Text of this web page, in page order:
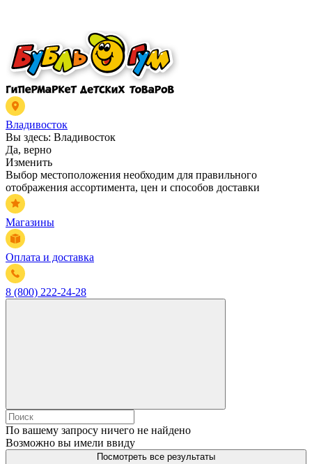
Владивосток
Вы здесь: Владивосток
Да, верно
Изменить
Выбор местоположения необходим для правильного
отображения ассортимента, цен и способов доставки
Магазины
Оплата и доставка
8 (800) 222-24-28
По вашему запросу ничего не найдено
Возможно вы имели ввиду
Посмотреть все результаты